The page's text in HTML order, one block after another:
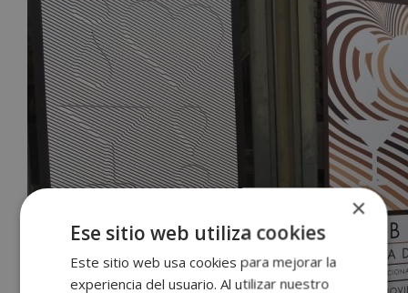
×
Ese sitio web utiliza cookies
Este sitio web usa cookies para mejorar la
experiencia del usuario. Al utilizar nuestro